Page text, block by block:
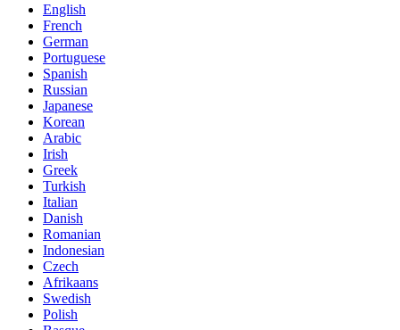
English
French
German
Portuguese
Spanish
Russian
Japanese
Korean
Arabic
Irish
Greek
Turkish
Italian
Danish
Romanian
Indonesian
Czech
Afrikaans
Swedish
Polish